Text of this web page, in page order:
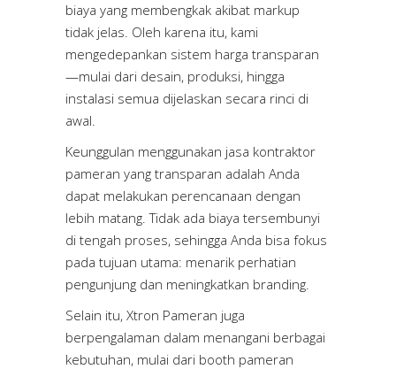
biaya yang membengkak akibat markup
tidak jelas. Oleh karena itu, kami
mengedepankan sistem harga transparan
—mulai dari desain, produksi, hingga
instalasi semua dijelaskan secara rinci di
awal.
Keunggulan menggunakan jasa kontraktor
pameran yang transparan adalah Anda
dapat melakukan perencanaan dengan
lebih matang. Tidak ada biaya tersembunyi
di tengah proses, sehingga Anda bisa fokus
pada tujuan utama: menarik perhatian
pengunjung dan meningkatkan branding.
Selain itu, Xtron Pameran juga
berpengalaman dalam menangani berbagai
kebutuhan, mulai dari booth pameran